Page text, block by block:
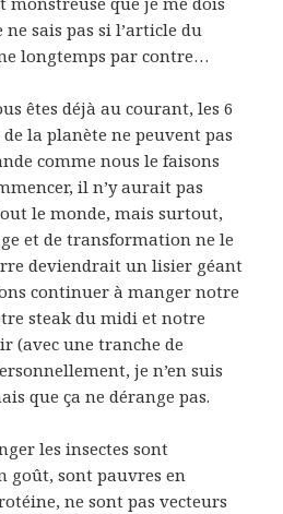
sais pas si l’article du
longtemps par contre…
êtes déjà au courant, les 6
la planète ne peuvent pas
comme nous le faisons
il n’y aurait pas
le monde, mais surtout,
et de transformation ne le
deviendrait un lisier géant
continuer à manger notre
steak du midi et notre
(avec une tranche de
je n’en suis
que ça ne dérange pas.
les insectes sont
goût, sont pauvres en
ne sont pas vecteurs